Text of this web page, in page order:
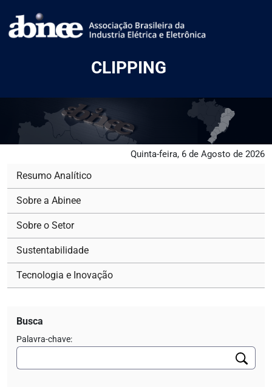
CLIPPING
Quinta-feira, 6 de Agosto de 2026
Resumo Analítico
Sobre a Abinee
Sobre o Setor
Sustentabilidade
Tecnologia e Inovação
Busca
Palavra-chave: